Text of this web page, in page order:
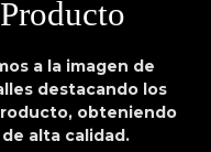
a la imagen de
destacando los
obteniendo
alta calidad.